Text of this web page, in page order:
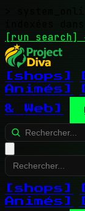
indexées
[run search]
[shops]
Animés]
& Web]
[shops]
Animés]